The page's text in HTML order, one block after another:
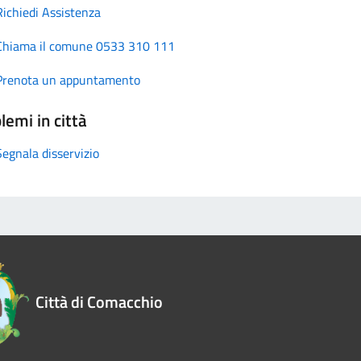
Assistenza
il comune 0533 310 111
un appuntamento
in città
disservizio
Città di Comacchio